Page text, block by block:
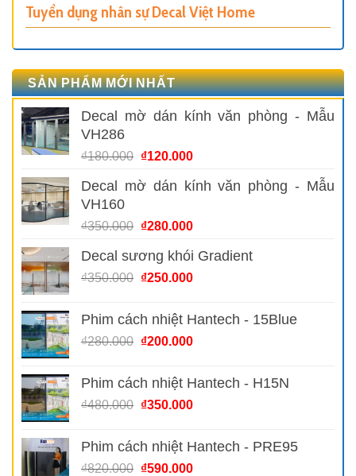
Tuyển dụng nhân sự Decal Việt Home
SẢN PHẨM MỚI NHẤT
Decal mờ dán kính văn phòng - Mẫu
VH286
₫180.000 Giá
là:
₫120.000Giá
tại
₫120.000.
Decal mờ dán kính văn phòng - Mẫu
VH160
₫350.000 Giá
là:
₫350.000.
₫280.000Giá
tại
là:
Decal sương khói Gradient
₫350.000 Giá
₫350.000.
₫250.000Giá
là:
₫250.000.
Phim cách nhiệt Hantech - 15Blue
₫280.000 Giá
₫280.000.
₫200.000Giá
là:
₫200.000.
Phim cách nhiệt Hantech - H15N
₫480.000 Giá
₫480.000.
₫350.000Giá
là:
₫350.000.
Phim cách nhiệt Hantech - PRE95
₫820.000 Giá
₫590.000Giá